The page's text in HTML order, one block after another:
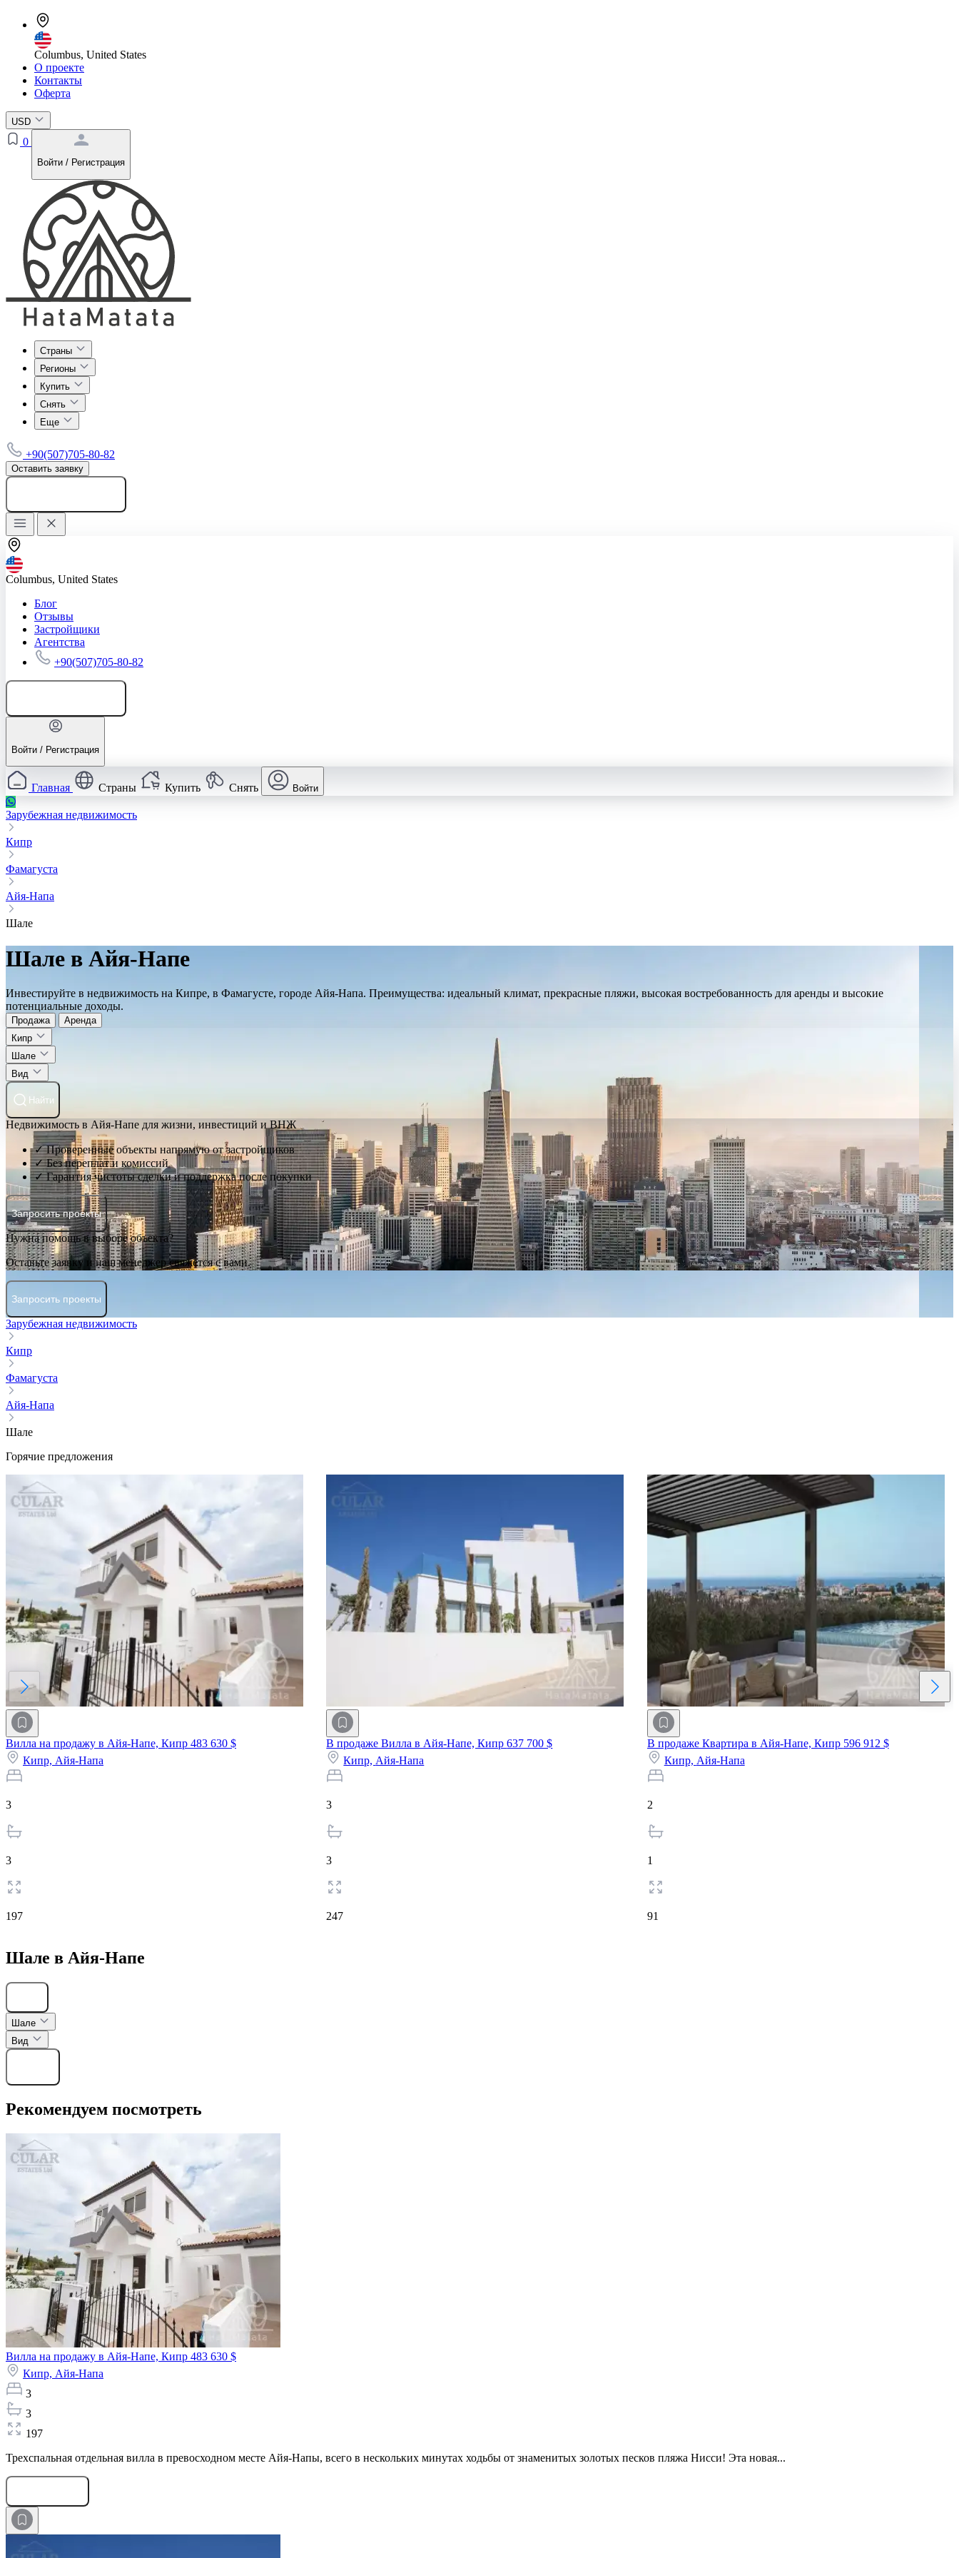
Columbus, United States
О проекте
Контакты
Оферта
USD
0
Войти / Регистрация
Страны
Регионы
Купить
Снять
Еще
+90(507)705-80-82
Оставить заявку
Columbus, United States
Блог
Отзывы
Застройщики
Агентства
+90(507)705-80-82
Войти / Регистрация
Главная Страны Купить Снять Войти
Зарубежная недвижимость
Кипр
Фамагуста
Айя-Напа
Шале
Шале в Айя-Напе
Инвестируйте в недвижимость на Кипре, в Фамагусте, городе Айя-Напа. Преимущества: идеальный климат, прекрасные пляжи, высокая востребованность для аренды и высокие
потенциальные доходы.
Продажа
Аренда
Кипр
Шале
Вид
Найти
Недвижимость в Айя-Напе для жизни, инвестиций и ВНЖ
✓ Проверенные объекты напрямую от застройщиков
✓ Без переплат и комиссий
✓ Гарантия чистоты сделки и поддержка после покупки
Запросить проекты
Нужна помощь в выборе объекта?
Оставьте заявку и наш менеджер свяжется с вами.
Запросить проекты
Зарубежная недвижимость
Кипр
Фамагуста
Айя-Напа
Шале
Горячие предложения
Вилла на продажу в Айя-Напе, Кипр 483 630 $
Кипр, Айя-Напа
3
3
197
В продаже Вилла в Айя-Напе, Кипр637 700 $
Кипр, Айя-Напа
3
3
247
В продаже Квартира в Айя-Напе, Кипр 596 912 $
Кипр, Айя-Напа
2
1
91
Шале в Айя-Напе
Шале
Вид
Рекомендуем посмотреть
Вилла на продажу в Айя-Напе, Кипр 483 630 $
Кипр, Айя-Напа
3
3
197
Трехспальная отдельная вилла в превосходном месте Айя-Напы, всего в нескольких минутах ходьбы от знаменитых золотых песков пляжа Нисси! Эта новая...